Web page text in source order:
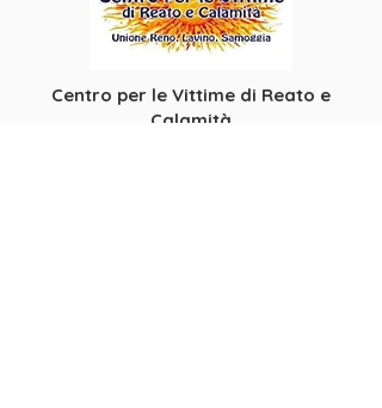
Centro per le Vittime di Reato e
Calamità